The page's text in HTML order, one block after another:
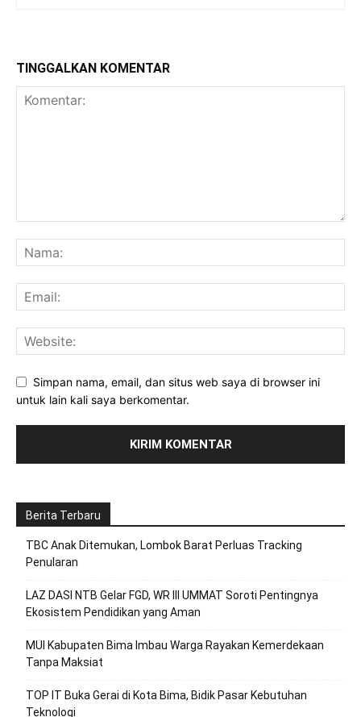
TINGGALKAN KOMENTAR
Simpan nama, email, dan situs web saya di browser ini
untuk lain kali saya berkomentar.
Berita Terbaru
TBC Anak Ditemukan, Lombok Barat Perluas Tracking
Penularan
LAZ DASI NTB Gelar FGD, WR III UMMAT Soroti Pentingnya
Ekosistem Pendidikan yang Aman
MUI Kabupaten Bima Imbau Warga Rayakan Kemerdekaan
Tanpa Maksiat
TOP IT Buka Gerai di Kota Bima, Bidik Pasar Kebutuhan
Teknologi